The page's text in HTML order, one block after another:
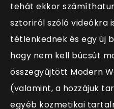
tehát ekkor
sztoriról szóló videókra
tétlenkednek és egy új
hogy nem kell búcsút
összegyűjtött Modern
(valamint, a hozzájuk
egyéb kozmetikai